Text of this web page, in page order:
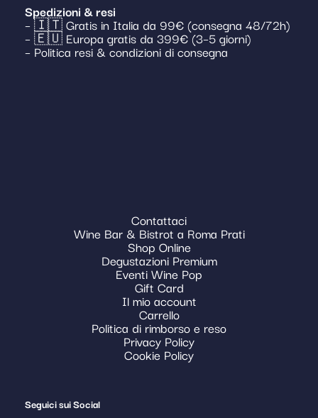
Spedizioni & resi
– 🇮🇹 Gratis in Italia da 99€ (consegna 48/72h)
– 🇪🇺 Europa gratis da 399€ (3–5 giorni)
– Politica resi & condizioni di consegna
Contattaci
Wine Bar & Bistrot a Roma Prati
Shop Online
Degustazioni Premium
Eventi Wine Pop
Gift Card
Il mio account
Carrello
Politica di rimborso e reso
Privacy Policy
Cookie Policy
Seguici sui Social